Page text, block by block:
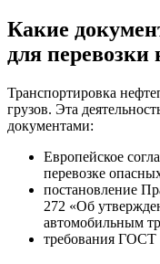
Какие
для перевозки
Транспортировка
грузов. Эта
документами:
Европейское
перевозке
постановление
272 «Об
автомобильным
требования ГОСТ